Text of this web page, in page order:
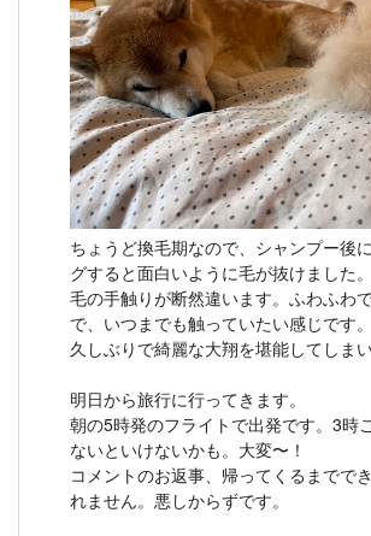
ちょうど換毛期なので、シャンプー後
グすると面白いように毛が抜けました。
毛の手触りが断然違います。ふわふわ
で、いつまでも触っていたい感じです。
久しぶりで綺麗な大翔を堪能してしまい
明日から旅行に行ってきます。
朝の5時発のフライトで出発です。3時
ないといけないかも。大変〜！
コメントのお返事、帰ってくるまでで
れません。悪しからずです。